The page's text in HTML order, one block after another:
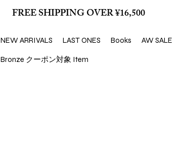
FREE SHIPPING OVER ¥16,500
NEW ARRIVALS LAST ONES Books AW SALE
Bronze クーポン対象 Item